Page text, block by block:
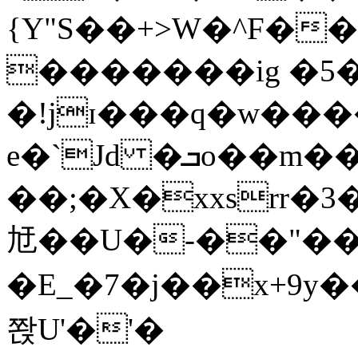
{Y"S��+>W�^F�
�������ig
e�`Jd �ܒo��m��1��d|
㝼��U�-
쫝U'�'�